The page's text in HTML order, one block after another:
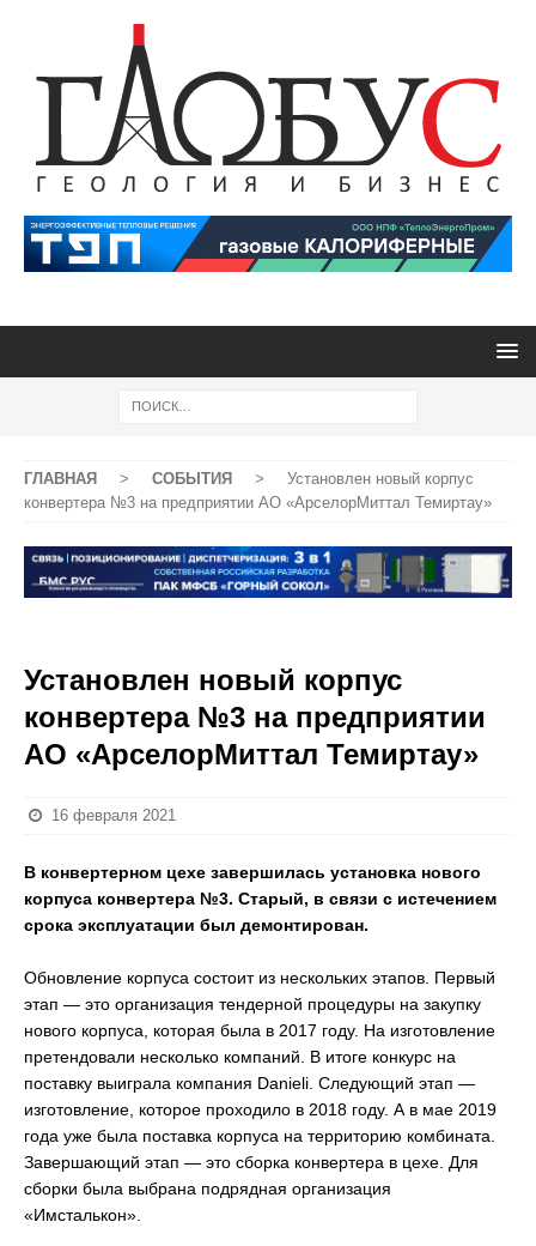
ГЛАВНАЯ > СОБЫТИЯ >
Установлен новый корпус
конвертера №3 на предприятии АО «АрселорМиттал Темиртау»
Установлен новый корпус
конвертера №3 на предприятии
АО «АрселорМиттал Темиртау»
16 февраля 2021
В конвертерном цехе завершилась установка нового
корпуса конвертера №3. Старый, в связи с истечением
срока эксплуатации был демонтирован.
Обновление корпуса состоит из нескольких этапов. Первый
этап — это организация тендерной процедуры на закупку
нового корпуса, которая была в 2017 году. На изготовление
претендовали несколько компаний. В итоге конкурс на
поставку выиграла компания Danieli. Следующий этап —
изготовление, которое проходило в 2018 году. А в мае 2019
года уже была поставка корпуса на территорию комбината.
Завершающий этап — это сборка конвертера в цехе. Для
сборки была выбрана подрядная организация
«Имсталькон».